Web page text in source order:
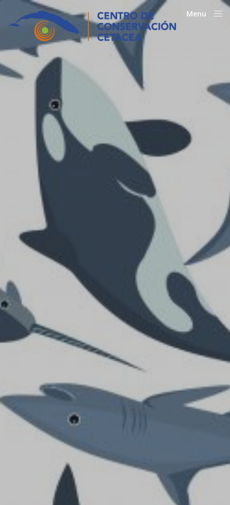
Menu